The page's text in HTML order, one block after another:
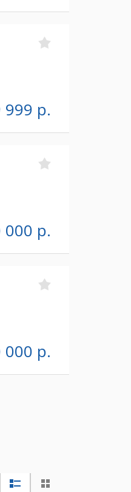
999 р.
000 р.
000 р.